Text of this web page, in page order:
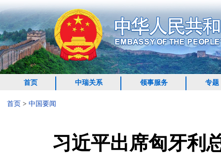
首页 中瑞关系 领事服务 专题
首页 > 中国要闻
习近平出席匈牙利